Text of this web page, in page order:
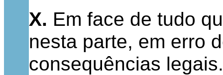
X. Em face de tudo
nesta parte, em erro
consequências